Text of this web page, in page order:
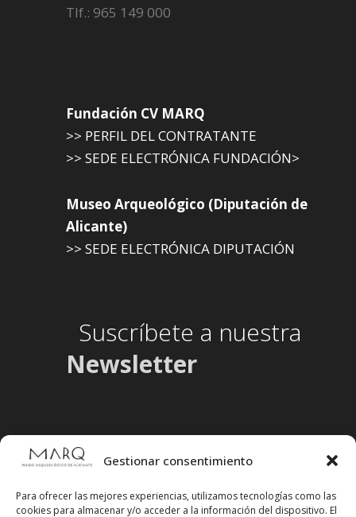
Gestionar consentimiento
Para ofrecer las mejores experiencias, utilizamos tecnologías como las
cookies para almacenar y/o acceder a la información del dispositivo. El
Tlf.: 965 149 000
Fundación CV MARQ
>> PERFIL DEL CONTRATANTE
>> SEDE ELECTRÓNICA FUNDACIÓN>
Museo Arqueológico (Diputación de
Alicante)
>> SEDE ELECTRÓNICA DIPUTACIÓN
Suscríbete a nuestra
Newsletter